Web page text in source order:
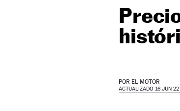
POR EL MOTOR
ACTUALIZADO 16 JUN